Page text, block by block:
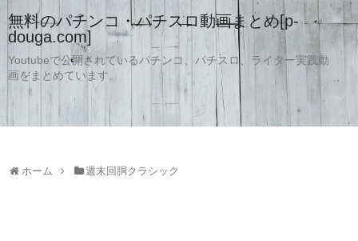
無料のパチンコ・パチスロ動画まとめ[p-
douga.com]
Youtubeで公開されているパチンコ、パチスロ、ライター実践動
画をまとめています。
ホーム 週末回胴クラシック